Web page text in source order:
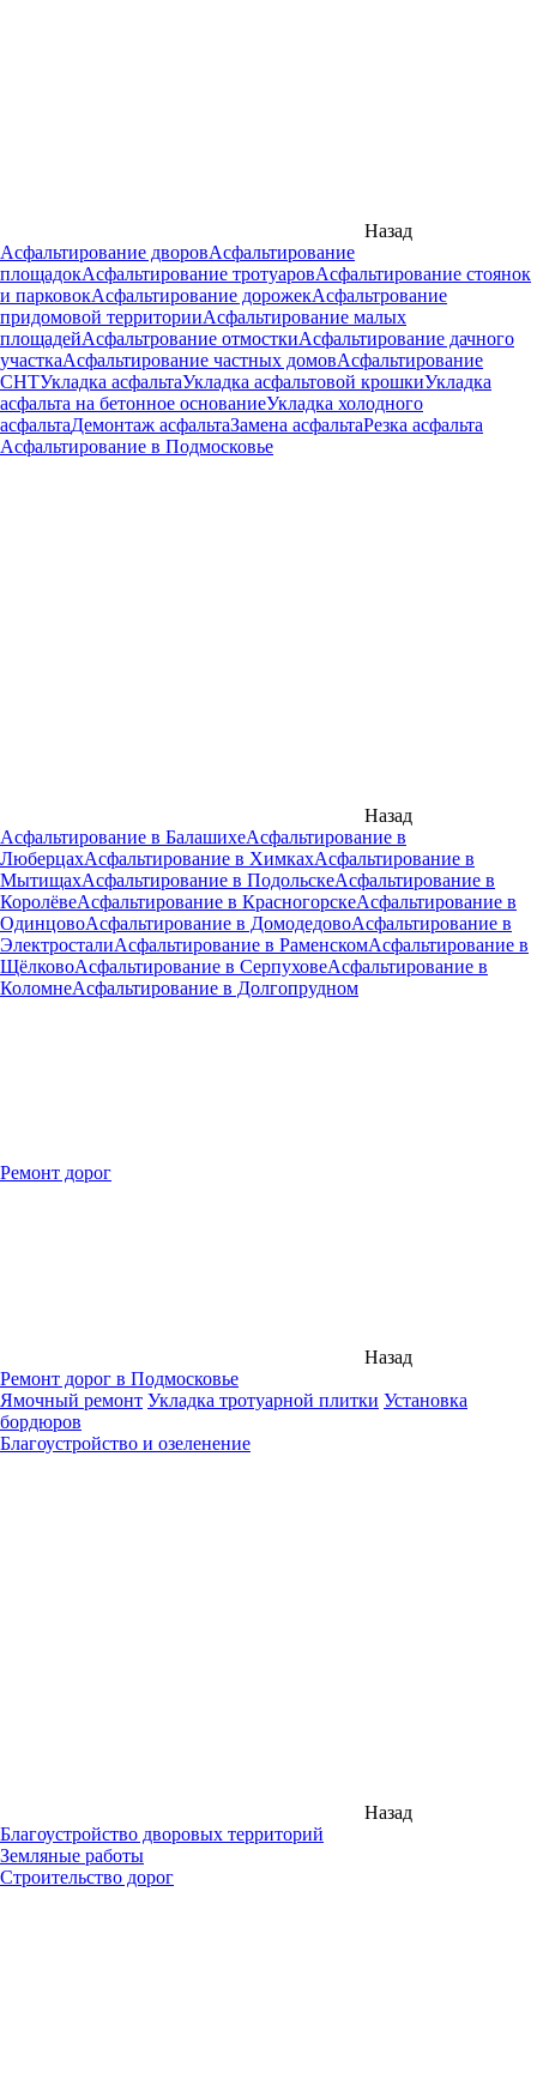
Назад
Асфальтирование дворовАсфальтирование
площадокАсфальтирование тротуаровАсфальтирование стоянок
и парковокАсфальтирование дорожекАсфальтрование
придомовой территорииАсфальтирование малых
площадейАсфальтрование отмосткиАсфальтирование дачного
участкаАсфальтирование частных домовАсфальтирование
СНТУкладка асфальтаУкладка асфальтовой крошкиУкладка
асфальта на бетонное основаниеУкладка холодного
асфальтаДемонтаж асфальтаЗамена асфальтаРезка асфальта
Асфальтирование в Подмосковье
Назад
Асфальтирование в БалашихеАсфальтирование в
ЛюберцахАсфальтирование в ХимкахАсфальтирование в
МытищахАсфальтирование в ПодольскеАсфальтирование в
КоролёвеАсфальтирование в КрасногорскеАсфальтирование в
ОдинцовоАсфальтирование в ДомодедовоАсфальтирование в
ЭлектросталиАсфальтирование в РаменскомАсфальтирование в
ЩёлковоАсфальтирование в СерпуховеАсфальтирование в
КоломнеАсфальтирование в Долгопрудном
Ремонт дорог
Назад
Ремонт дорог в Подмосковье
Ямочный ремонт Укладка тротуарной плитки Установка
бордюров
Благоустройство и озеленение
Назад
Благоустройство дворовых территорий
Земляные работы
Строительство дорог